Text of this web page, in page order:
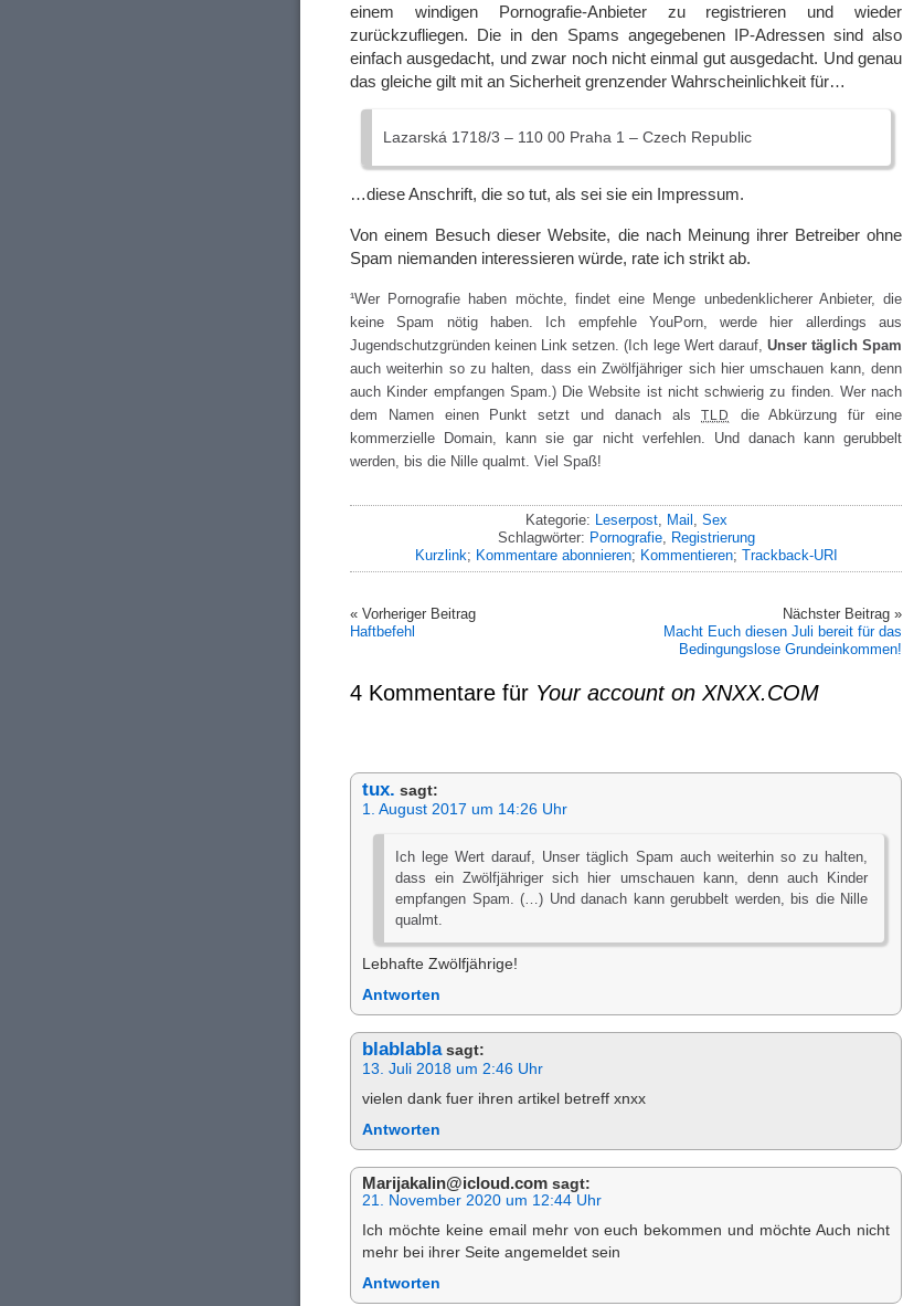
einem windigen Pornografie-Anbieter zu registrieren und wieder
zurückzufliegen. Die in den Spams angegebenen IP-Adressen sind also
einfach ausgedacht, und zwar noch nicht einmal gut ausgedacht. Und genau
das gleiche gilt mit an Sicherheit grenzender Wahrscheinlichkeit für…
Lazarská 1718/3 – 110 00 Praha 1 – Czech Republic
…diese Anschrift, die so tut, als sei sie ein Impressum.
Von einem Besuch dieser Website, die nach Meinung ihrer Betreiber ohne
Spam niemanden interessieren würde, rate ich strikt ab.
¹Wer Pornografie haben möchte, findet eine Menge unbedenklicherer Anbieter, die
keine Spam nötig haben. Ich empfehle YouPorn, werde hier allerdings aus
Jugendschutzgründen keinen Link setzen. (Ich lege Wert darauf, Unser täglich Spam
auch weiterhin so zu halten, dass ein Zwölfjähriger sich hier umschauen kann, denn
auch Kinder empfangen Spam.) Die Website ist nicht schwierig zu finden. Wer nach
dem Namen einen Punkt setzt und danach alsTLD
die Abkürzung für eine
kommerzielle Domain, kann sie gar nicht verfehlen. Und danach kann gerubbelt
werden, bis die Nille qualmt. Viel Spaß!
Kategorie: Leserpost, Mail Sex
Schlagwörter: Pornografie, Registrierung
Kurzlink; Kommentare abonnieren; Kommentieren; Trackback-URI
« Vorheriger Beitrag
Haftbefehl
Nächster Beitrag »
Macht Euch diesen Juli bereit für das
Bedingungslose Grundeinkommen!
4 Kommentare für Your account on XNXX.COM
tux. sagt:
1. August 2017 um 14:26 Uhr
Ich lege Wert darauf, Unser täglich Spam auch weiterhin so zu halten,
dass ein Zwölfjähriger sich hier umschauen kann, denn auch Kinder
empfangen Spam. (…) Und danach kann gerubbelt werden, bis die Nille
qualmt.
Lebhafte Zwölfjährige!
Antworten
blablabla sagt:
13. Juli 2018 um 2:46 Uhr
vielen dank fuer ihren artikel betreff xnxx
Antworten
Marijakalin@icloud.com sagt:
21. November 2020 um 12:44 Uhr
Ich möchte keine email mehr von euch bekommen und möchte Auch nicht
mehr bei ihrer Seite angemeldet sein
Antworten